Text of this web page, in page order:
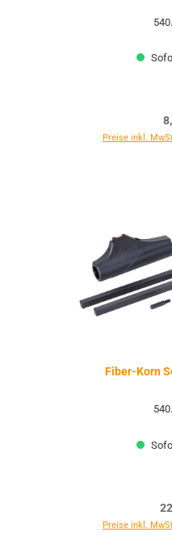
Preise inkl.
Fiber-Korn
Preise inkl.